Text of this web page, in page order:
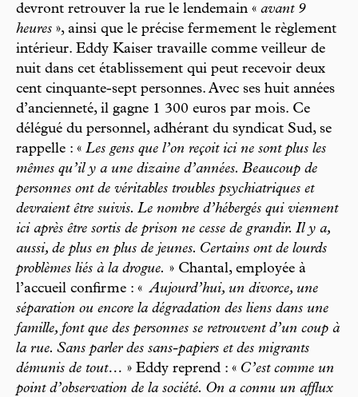
devront retrouver la rue le lendemain « avant 9
heures », ainsi que le précise fermement le règlement
intérieur. Eddy Kaiser travaille comme veilleur de
nuit dans cet établissement qui peut recevoir deux
cent cinquante-sept personnes. Avec ses huit années
d’ancienneté, il gagne 1 300 euros par mois. Ce
délégué du personnel, adhérant du syndicat Sud, se
rappelle : « Les gens que l’on reçoit ici ne sont plus les
mêmes qu’il y a une dizaine d’années. Beaucoup de
personnes ont de véritables troubles psychiatriques et
devraient être suivis. Le nombre d’hébergés qui viennent
ici après être sortis de prison ne cesse de grandir. Il y a,
aussi, de plus en plus de jeunes. Certains ont de lourds
problèmes liés à la drogue. » Chantal, employée à
l’accueil confirme : « Aujourd’hui, un divorce, une
séparation ou encore la dégradation des liens dans une
famille, font que des personnes se retrouvent d’un coup à
la rue. Sans parler des sans-papiers et des migrants
démunis de tout… » Eddy reprend : « C’est comme un
point d’observation de la société. On a connu un afflux